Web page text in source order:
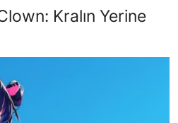
Kralın Yerine